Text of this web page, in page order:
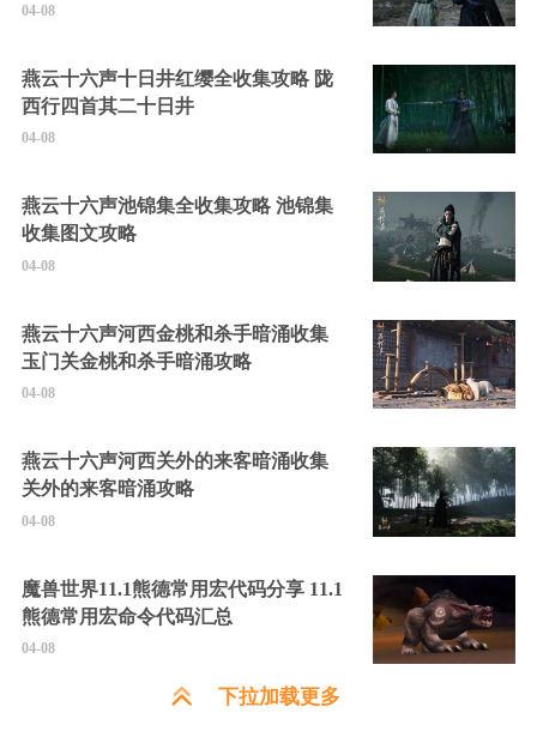
04-08
燕云十六声十日井红缨全收集攻略 陇
西行四首其二十日井
04-08
燕云十六声池锦集全收集攻略 池锦集
收集图文攻略
04-08
燕云十六声河西金桃和杀手暗涌收集
玉门关金桃和杀手暗涌攻略
04-08
燕云十六声河西关外的来客暗涌收集
关外的来客暗涌攻略
04-08
魔兽世界11.1熊德常用宏代码分享 11.1
熊德常用宏命令代码汇总
04-08
下拉加载更多